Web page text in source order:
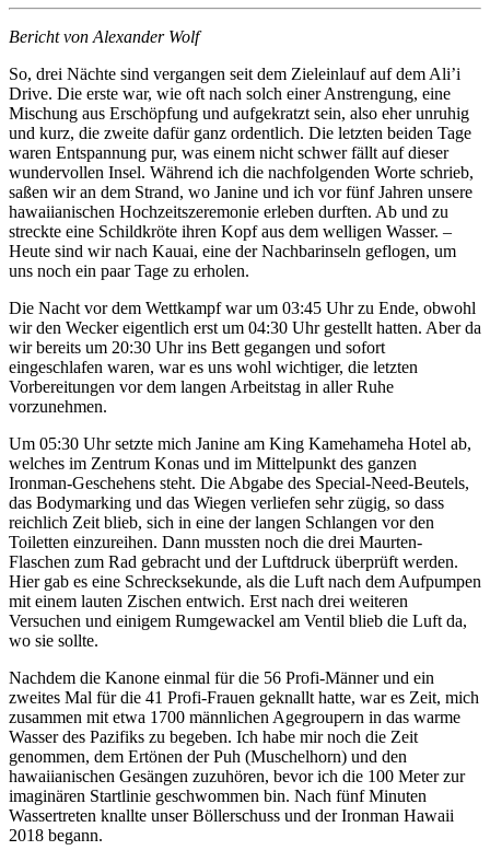
Bericht von Alexander Wolf
So, drei Nächte sind vergangen seit dem Zieleinlauf auf dem Ali’i
Drive. Die erste war, wie oft nach solch einer Anstrengung, eine
Mischung aus Erschöpfung und aufgekratzt sein, also eher unruhig
und kurz, die zweite dafür ganz ordentlich. Die letzten beiden Tage
waren Entspannung pur, was einem nicht schwer fällt auf dieser
wundervollen Insel. Während ich die nachfolgenden Worte schrieb,
saßen wir an dem Strand, wo Janine und ich vor fünf Jahren unsere
hawaiianischen Hochzeitszeremonie erleben durften. Ab und zu
streckte eine Schildkröte ihren Kopf aus dem welligen Wasser. –
Heute sind wir nach Kauai, eine der Nachbarinseln geflogen, um
uns noch ein paar Tage zu erholen.
Die Nacht vor dem Wettkampf war um 03:45 Uhr zu Ende, obwohl
wir den Wecker eigentlich erst um 04:30 Uhr gestellt hatten. Aber da
wir bereits um 20:30 Uhr ins Bett gegangen und sofort
eingeschlafen waren, war es uns wohl wichtiger, die letzten
Vorbereitungen vor dem langen Arbeitstag in aller Ruhe
vorzunehmen.
Um 05:30 Uhr setzte mich Janine am King Kamehameha Hotel ab,
welches im Zentrum Konas und im Mittelpunkt des ganzen
Ironman-Geschehens steht. Die Abgabe des Special-Need-Beutels,
das Bodymarking und das Wiegen verliefen sehr zügig, so dass
reichlich Zeit blieb, sich in eine der langen Schlangen vor den
Toiletten einzureihen. Dann mussten noch die drei Maurten-
Flaschen zum Rad gebracht und der Luftdruck überprüft werden.
Hier gab es eine Schrecksekunde, als die Luft nach dem Aufpumpen
mit einem lauten Zischen entwich. Erst nach drei weiteren
Versuchen und einigem Rumgewackel am Ventil blieb die Luft da,
wo sie sollte.
Nachdem die Kanone einmal für die 56 Profi-Männer und ein
zweites Mal für die 41 Profi-Frauen geknallt hatte, war es Zeit, mich
zusammen mit etwa 1700 männlichen Agegroupern in das warme
Wasser des Pazifiks zu begeben. Ich habe mir noch die Zeit
genommen, dem Ertönen der Puh (Muschelhorn) und den
hawaiianischen Gesängen zuzuhören, bevor ich die 100 Meter zur
imaginären Startlinie geschwommen bin. Nach fünf Minuten
Wassertreten knallte unser Böllerschuss und der Ironman Hawaii
2018 begann.